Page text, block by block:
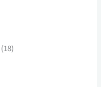
(18)